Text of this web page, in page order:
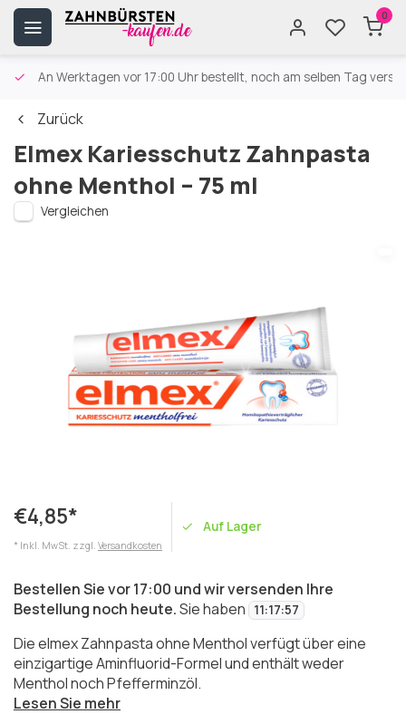
0
An Werktagen vor 17:00 Uhr bestellt, noch am selben Tag
Zurück
Elmex Kariesschutz Zahnpasta
ohne Menthol – 75 ml
Vergleichen
€4,85*
* Inkl. MwSt. zzgl. Versandkosten
Auf Lager
Bestellen Sie vor 17:00 und wir versenden Ihre
Bestellung noch heute.Sie haben 11:17:57
Die elmex Zahnpasta ohne Menthol verfügt über eine
einzigartige Aminfluorid-Formel und enthält weder
Menthol noch Pfefferminzöl.
Lesen Sie mehr